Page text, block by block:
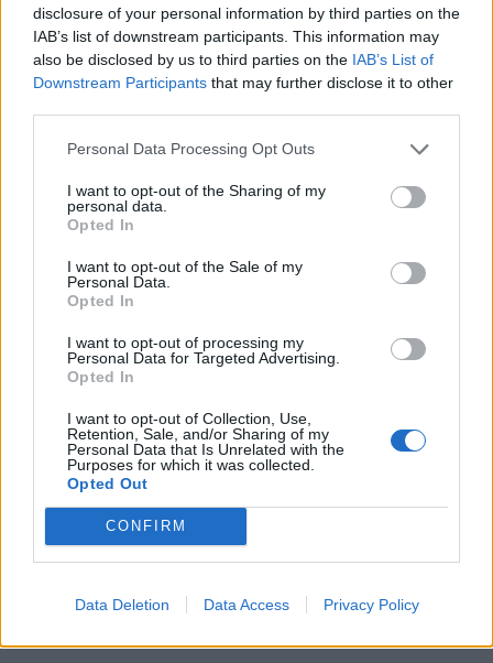
disclosure of your personal information by third parties on the
IAB’s list of downstream participants. This information may
also be disclosed by us to third parties on the IAB’s List of
Downstream Participants that may further disclose it to other
Personal Data Processing Opt Outs
I want to opt-out of the Sharing of my
personal data.
Opted In
I want to opt-out of the Sale of my
Personal Data.
Opted In
I want to opt-out of processing my
Personal Data for Targeted Advertising.
Opted In
I want to opt-out of Collection, Use,
Retention, Sale, and/or Sharing of my
Personal Data that Is Unrelated with the
Purposes for which it was collected.
Opted Out
CONFIRM
Data Deletion Data Access Privacy Policy
Vízhőmérséklet Holdnaptár Receptek
Pollenjelentés Mikor? Légnyomás
Meteorológiai fogalomtar
Budapest időjárás előrejelzése 30
V
30
20
H
37
K
36
CS
31